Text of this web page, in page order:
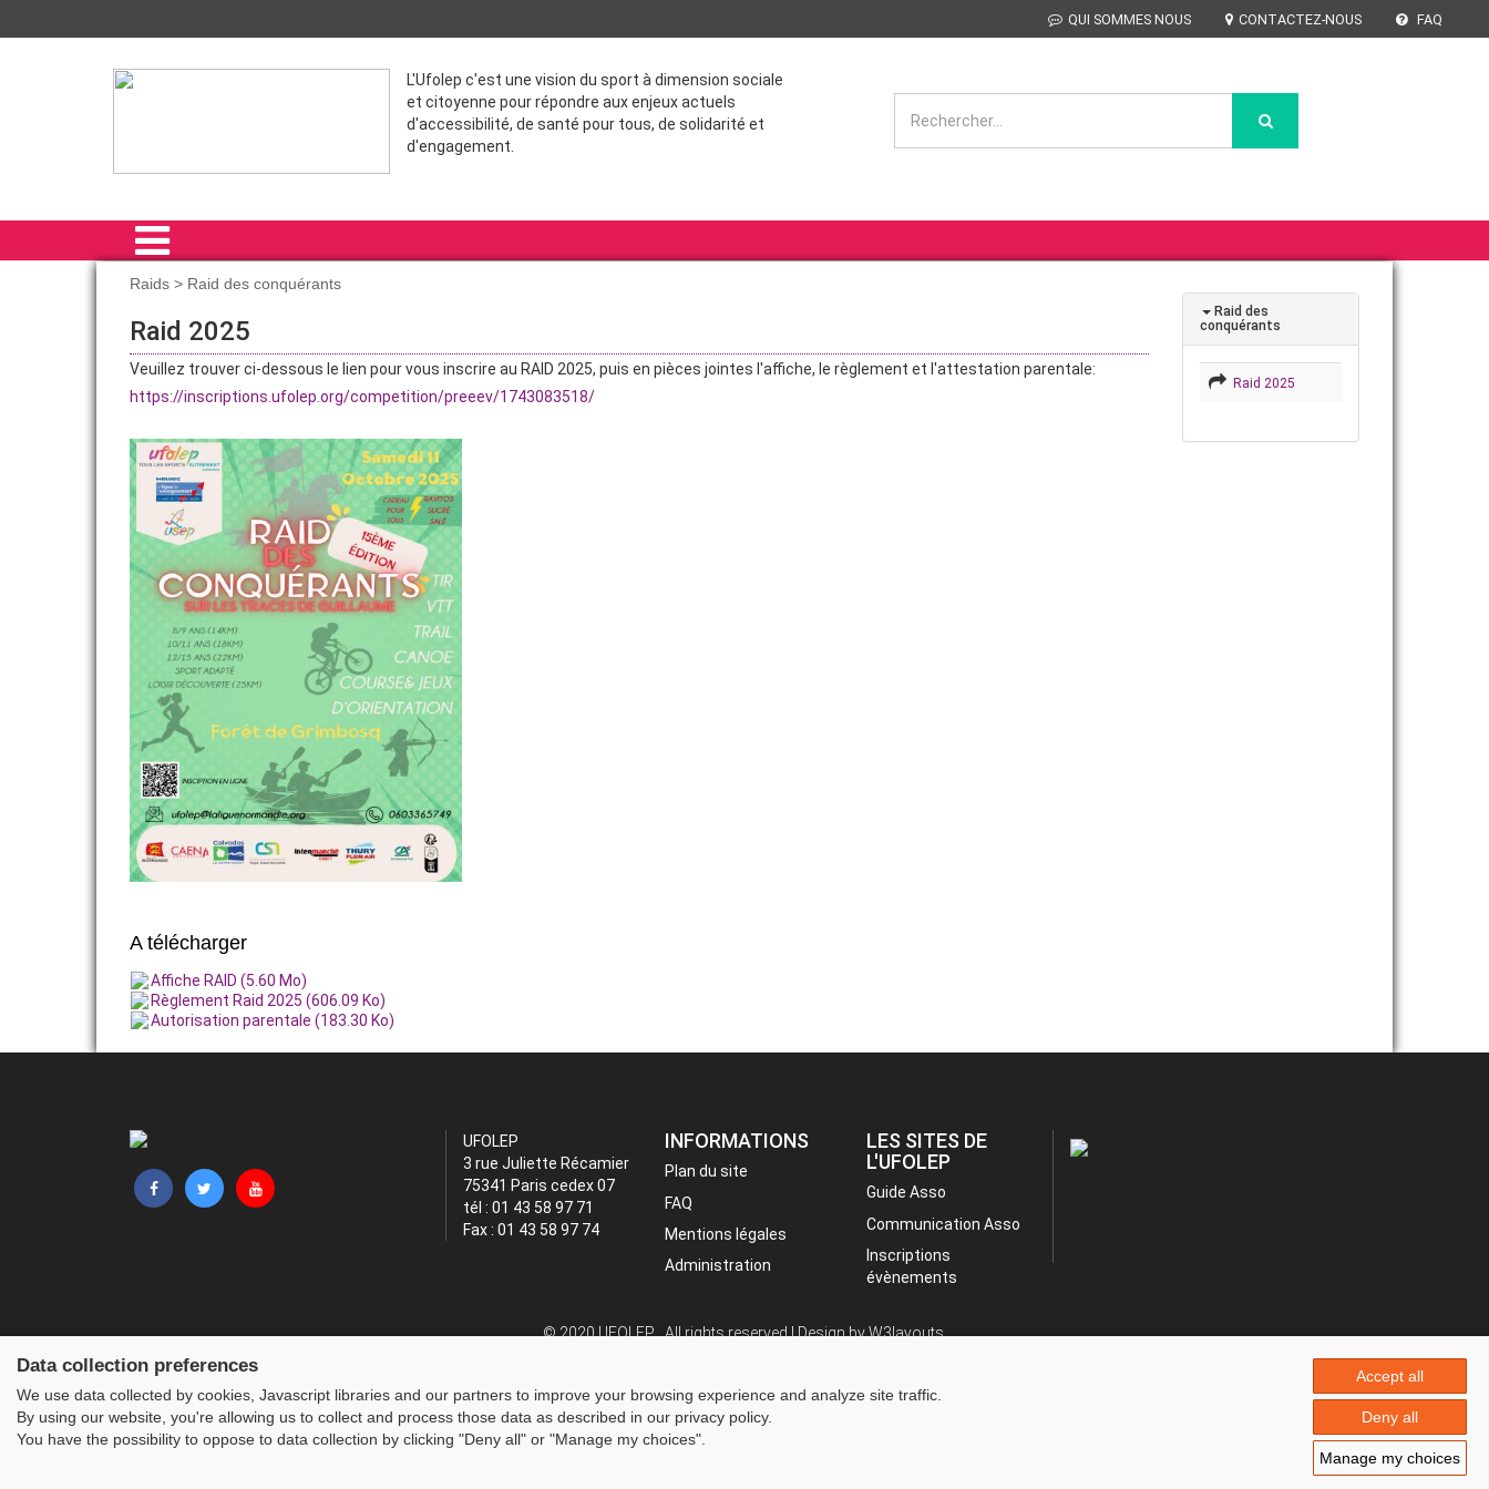
QUI SOMMES NOUS CONTACTEZ-NOUS FAQ
L'Ufolep c'est une vision du sport à dimension sociale
et citoyenne pour répondre aux enjeux actuels
d'accessibilité, de santé pour tous, de solidarité et
d'engagement.
LE COMITÉ RÉGIONAL
RAIDS
FORMATIONS
ACTIVITÉS RÉGIONALES
Raids > Raid des conquérants
Raid 2025
Veuillez trouver ci-dessous le lien pour vous inscrire au RAID 2025, puis en pièces jointes l'affiche, le règlement et l'attestation parentale:
https://inscriptions.ufolep.org/competition/preeev/1743083518/
A télécharger
Affiche RAID (5.60 Mo)
Règlement Raid 2025 (606.09 Ko)
Autorisation parentale (183.30 Ko)
Raid des
conquérants
Raid 2025
UFOLEP
3 rue Juliette Récamier
75341 Paris cedex 07
tél : 01 43 58 97 71
Fax : 01 43 58 97 74
INFORMATIONS
Plan du site
FAQ
Mentions légales
Administration
LES SITES DE
L'UFOLEP
Guide Asso
Communication Asso
Inscriptions
évènements
© 2020 UFOLEP . All rights reserved | Design byW3layouts.
Data collection preferences
We use data collected by cookies, Javascript libraries and our partners to improve your browsing experience and analyze site traffic.
By using our website, you're allowing us to collect and process those data as described in our privacy policy.
You have the possibility to oppose to data collection by clicking "Deny all" or "Manage my choices".
Accept all
Deny all
Manage my choices